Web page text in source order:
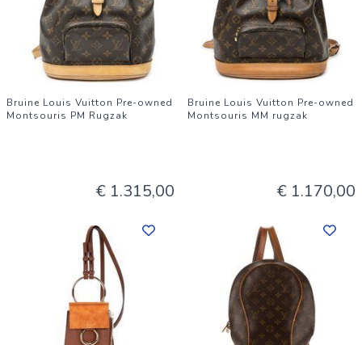
Bruine Louis Vuitton Pre-owned
Montsouris PM Rugzak
€ 1.315,00
Bruine Louis Vuitton Pre-owned
Montsouris MM rugzak
€ 1.170,00